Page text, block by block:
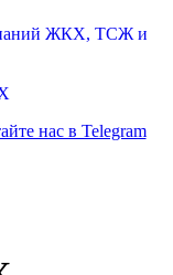
ЖКХ, ТСЖ и
нас в Telegram